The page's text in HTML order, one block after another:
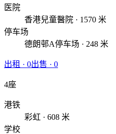
医院
香港兒童醫院 · 1570 米
停车场
德朗邨A停车场 · 248 米
出租 · 0出售 · 0
4座
港铁
彩虹 · 608 米
学校